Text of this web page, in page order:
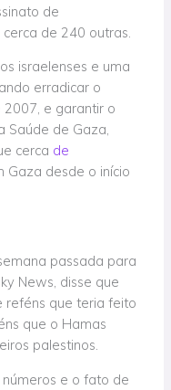
de
de 240 outras.
israelenses e uma
erradicar o
e garantir o
Saúde de Gaza,
cerca de
Gaza desde o início
passada para
News, disse que
reféns que teria feito
que o Hamas
palestinos.
e o fato de